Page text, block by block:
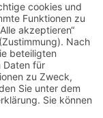
Kabarett, für
neuesten Solo-
sich die Münchnerin
einem neuen
Satire,
Das Fazit
stehen, um
Leberhaken und